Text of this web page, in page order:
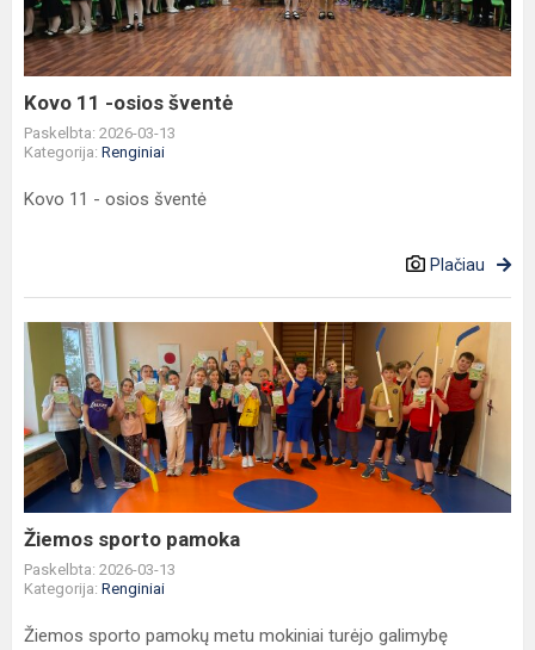
šventė
Kovo 11 -osios šventė
Paskelbta: 2026-03-13
Kategorija: Renginiai
Kovo 11 - osios šventė
Plačiau
Žiemos
sporto
pamoka
Žiemos sporto pamoka
Paskelbta: 2026-03-13
Kategorija: Renginiai
Žiemos sporto pamokų metu mokiniai turėjo galimybę